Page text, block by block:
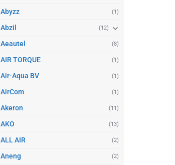
Abyzz (1)
Abzil (12)
Aeautel (8)
AIR TORQUE (1)
Air-Aqua BV (1)
AirCom (1)
Akeron (11)
AKO (13)
ALL AIR (2)
Aneng (2)